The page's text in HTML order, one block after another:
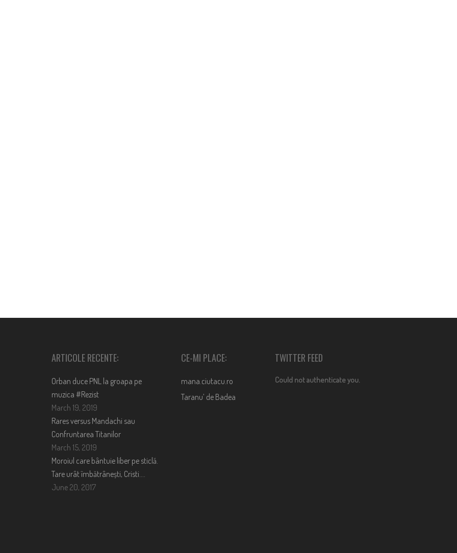
ARTICOLE RECENTE:
Orban duce PNL la groapa pe
muzica #Rezist
March 19, 2019
Rares versus Mandachi sau
Confruntarea Titanilor
March 15, 2019
Moroiul care bântuie liber pe sticlă.
Tare urât îmbătrânești, Cristi….
June 20, 2017
CE-MI PLACE:
mana.ciutacu.ro
Taranu’ de Badea
TWITTER FEED
Could not authenticate you.